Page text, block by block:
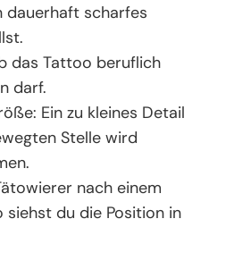
dauerhaft scharfes
das Tattoo beruflich
darf.
Ein zu kleines Detail
Stelle wird
nach einem
siehst du die Position in